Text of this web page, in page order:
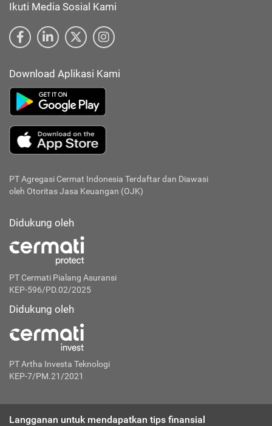
Ikuti Media Sosial Kami
Download Aplikasi Kami
PT Agregasi Cermat Indonesia Terdaftar dan Diawasi
oleh Otoritas Jasa Keuangan (OJK)
Didukung oleh
PT Cermati Pialang Asuransi
KEP-596/PD.02/2025
Didukung oleh
PT Artha Investa Teknologi
KEP-7/PM.21/2021
Langganan untuk mendapatkan tips finansial